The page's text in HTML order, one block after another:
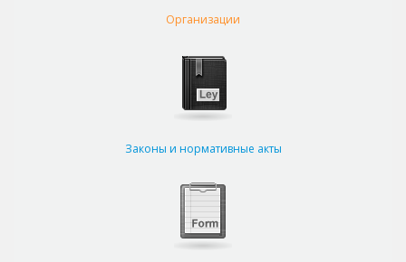
Организации
Законы и нормативные акты